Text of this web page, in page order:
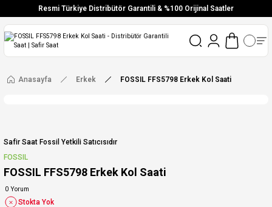
Resmi Türkiye Distribütör Garantili & %100 Orijinal Saatler
Vade Farksız 6 Taksit
Ücretsiz Kargo
Anasayfa Erkek FOSSIL FFS5798 Erkek Kol Saati
Safir Saat Fossil Yetkili Satıcısıdır
FOSSIL
FOSSIL FFS5798 Erkek Kol Saati
0 Yorum
Stokta Yok